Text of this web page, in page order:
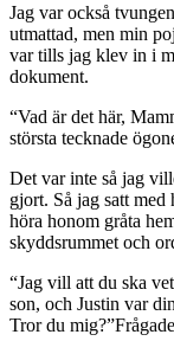
Jag var också
utmattad, men min
var tills jag klev in i
dokument.
“Vad är det här,
största tecknade
Det var inte så jag
gjort. Så jag satt
höra honom gråta
skyddsrummet och
“Jag vill att du ska
son, och Justin var
Tror du